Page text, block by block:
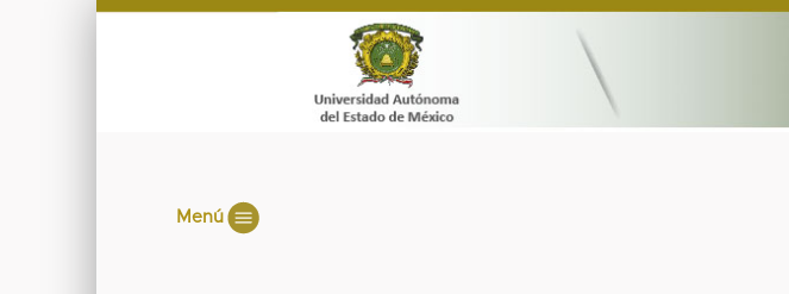
Menú